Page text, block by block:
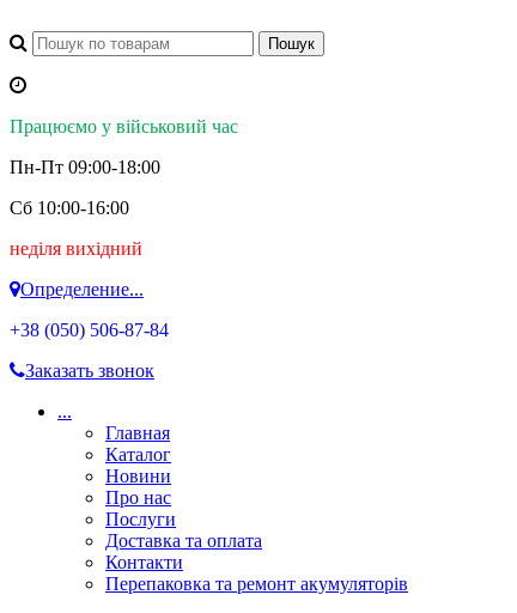
Працюємо у військовий час
Пн-Пт 09:00-18:00
Сб 10:00-16:00
неділя вихідний
Определение...
+38 (050) 506-87-84
Заказать звонок
...
Главная
Каталог
Новини
Про нас
Послуги
Доставка та оплата
Контакти
Перепаковка та ремонт акумуляторів